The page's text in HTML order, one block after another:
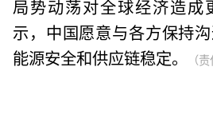
局势动荡对全球经济造成
示，中国愿意与各方保持
能源安全和供应链稳定。
（